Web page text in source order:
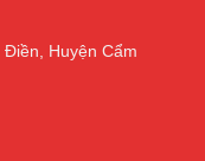
Huyện Cẩm